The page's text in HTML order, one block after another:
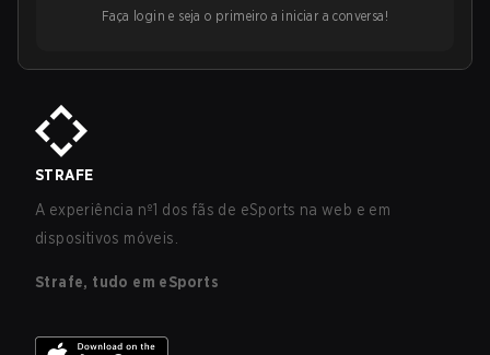
Faça login e seja o primeiro a iniciar a conversa!
STRAFE
A experiência nº1 dos fãs de eSports na web e em
dispositivos móveis.
Strafe, tudo em eSports